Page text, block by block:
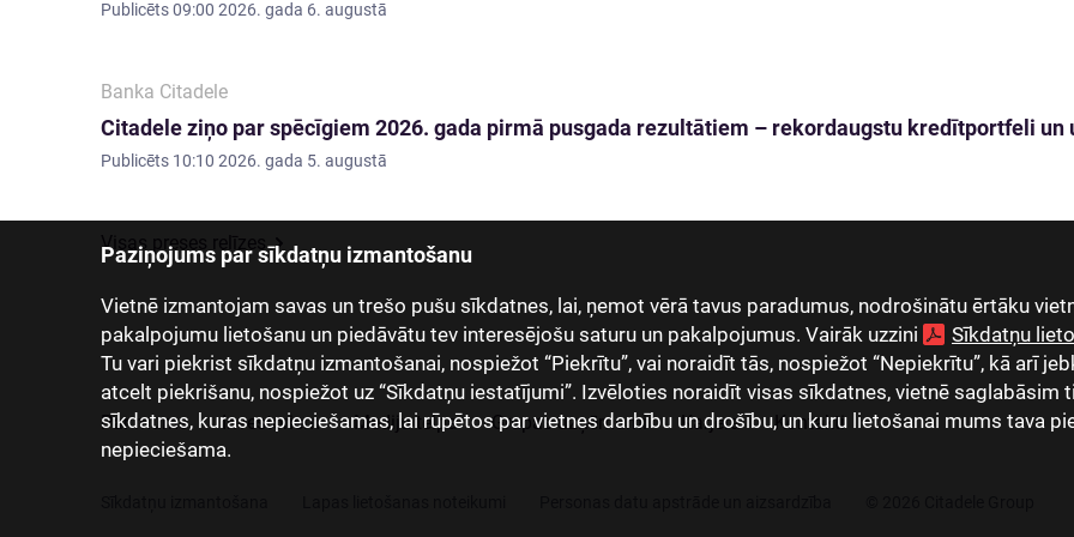
Paziņojums par sīkdatņu izmantošanu
Vietnē izmantojam savas un trešo pušu sīkdatnes, lai, ņemot vērā tavus paradumus, nodrošinātu ērtāku
pakalpojumu lietošanu un piedāvātu tev interesējošu saturu un pakalpojumus. Vairāk uzzini
Sīkdatņu
Tu vari piekrist sīkdatņu izmantošanai, nospiežot “Piekrītu”, vai noraidīt tās, nospiežot “Nepiekrītu”, kā arī
atcelt piekrišanu, nospiežot uz “Sīkdatņu iestatījumi”. Izvēloties noraidīt visas sīkdatnes, vietnē saglabāsim
sīkdatnes, kuras nepieciešamas, lai rūpētos par vietnes darbību un drošību, un kuru lietošanai mums tava
nepieciešama.
Publicēts09:00 2026. gada 6. augustā
Banka Citadele
Citadele ziņo par spēcīgiem 2026. gada pirmā pusgada rezultātiem – rekordaugstu kredītportfeli
Publicēts 10:10 2026. gada 5. augustā
Visas preses relīzes
Par mums Investoriem Mediju telpa Grupas uzņēmumi Karjera Kontakti